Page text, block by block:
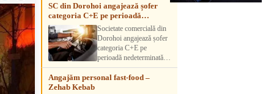
SC din Dorohoi angajează șofer
categoria C+E pe perioadă
nedeterminatăSocietate comercială din
Dorohoi angajează șofer
categoria C+E pe
perioadă nedeterminată.
Candidatul trebuie să
aibă experiență și atestat
Angajăm personal fast-food –
Zehab Kebab